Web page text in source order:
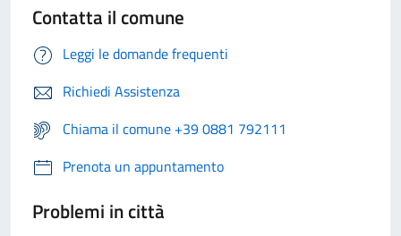
Contatta il comune
Leggi le domande frequenti
Richiedi Assistenza
Chiama il comune +39 0881 792111
Prenota un appuntamento
Problemi in città